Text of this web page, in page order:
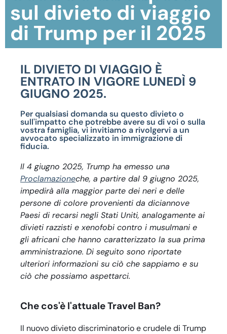
sul divieto di viaggio
di Trump per il 2025
IL DIVIETO DI VIAGGIO È
ENTRATO IN VIGORE LUNEDÌ 9
GIUGNO 2025.
Per qualsiasi domanda su questo divieto o
sull'impatto che potrebbe avere su di voi o sulla
vostra famiglia, vi invitiamo a rivolgervi a un
avvocato specializzato in immigrazione di
fiducia.
Il 4 giugno 2025, Trump ha emesso una
Proclamazioneche, a partire dal 9 giugno 2025,
impedirà alla maggior parte dei neri e delle
persone di colore provenienti da diciannove
Paesi di recarsi negli Stati Uniti, analogamente ai
divieti razzisti e xenofobi contro i musulmani e
gli africani che hanno caratterizzato la sua prima
amministrazione. Di seguito sono riportate
ulteriori informazioni su ciò che sappiamo e su
ciò che possiamo aspettarci.
Che cos'è l'attuale Travel Ban?
Il nuovo divieto discriminatorio e crudele di Trump